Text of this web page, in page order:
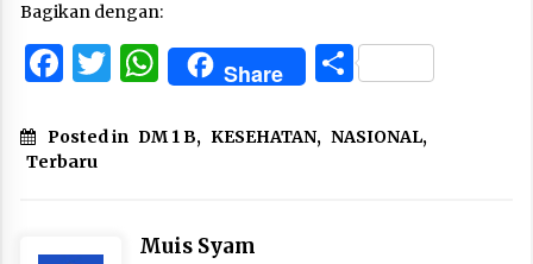
Bagikan dengan:
Facebook
Twitter
WhatsApp
Share Share
Posted in DM 1 B, KESEHATAN, NASIONAL,
Terbaru
Muis Syam